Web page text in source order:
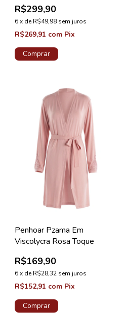
R$299,90
6x deR$49,98 sem juros
R$269,91 com Pix
Comprar
Penhoar Pzama Em
Viscolycra Rosa Toque
R$169,90
6x deR$28,32 sem juros
R$152,91 com Pix
Comprar